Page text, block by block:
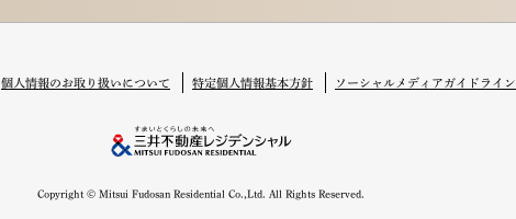
個人情報のお取り扱いについて 特定個人情報基本方針 ソーシャルメディアガイドライン
Copyright © Mitsui Fudosan Residential Co.,Ltd. All Rights Reserved.